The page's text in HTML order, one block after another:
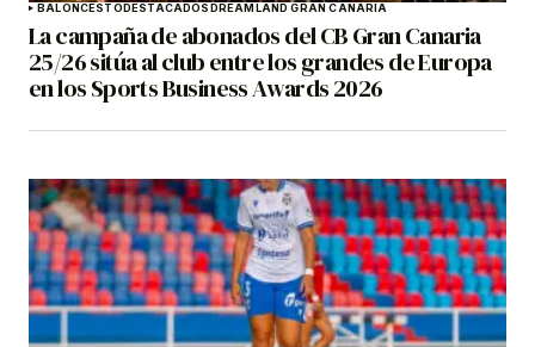
BALONCESTODESTACADOSDREAMLAND GRAN CANARIA
La campaña de abonados del CB Gran Canaria
25/26 sitúa al club entre los grandes de Europa
en los Sports Business Awards 2026